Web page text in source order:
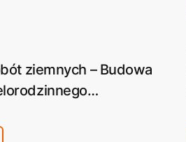
ziemnych – Budowa